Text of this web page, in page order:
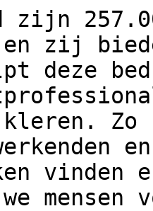
zijn
zij
deze
Zo
we